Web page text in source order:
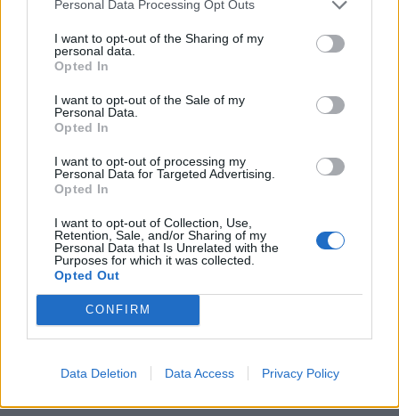
Personal Data Processing Opt Outs
I want to opt-out of the Sharing of my
personal data.
Opted In
I want to opt-out of the Sale of my
Personal Data.
Opted In
I want to opt-out of processing my
Personal Data for Targeted Advertising.
Opted In
I want to opt-out of Collection, Use,
Retention, Sale, and/or Sharing of my
Personal Data that Is Unrelated with the
Purposes for which it was collected.
Opted Out
CONFIRM
Data Deletion Data Access Privacy Policy
42.2 gradë Celsius
sanksionuan 222 drejtues
motoçikletash
Juristi i së drejtës penale
A kanë kompetencë Dhomat e
Specializuara të Kosovës për
krime kundër njerëzimit pas
Dilema prindërore: Lejohet
fëmijëve? – Përgjigjet e